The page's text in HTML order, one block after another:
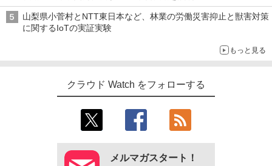
山梨県小菅村とNTT東日本など、林業の労働災害抑止と獣害対策
に関するIoTの実証実験
もっと見る
クラウド Watch をフォローする
メルマガスタート！